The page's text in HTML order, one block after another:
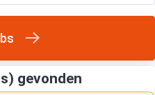
gevonden